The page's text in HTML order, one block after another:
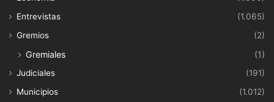
Entrevistas
(1.065)
Gremios
(2)
Gremiales (1)
Judiciales
(191)
Municipios
(1.012)